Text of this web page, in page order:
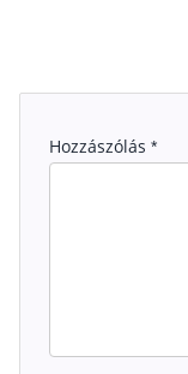
Hozzászólás *